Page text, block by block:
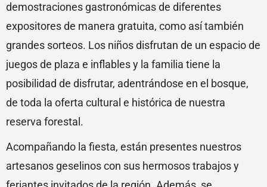
demostraciones gastronómicas de diferentes
expositores de manera gratuita, como así también
grandes sorteos. Los niños disfrutan de un espacio de
juegos de plaza e inflables y la familia tiene la
posibilidad de disfrutar, adentrándose en el bosque,
de toda la oferta cultural e histórica de nuestra
reserva forestal.
Acompañando la fiesta, están presentes nuestros
artesanos geselinos con sus hermosos trabajos y